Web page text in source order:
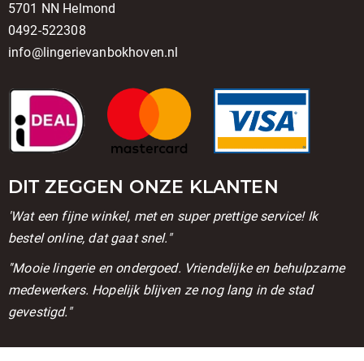
5701 NN Helmond
0492-522308
info@lingerievanbokhoven.nl
DIT ZEGGEN ONZE KLANTEN
'Wat een fijne winkel, met en super prettige service! Ik
bestel online, dat gaat snel."
''Mooie lingerie en ondergoed. Vriendelijke en behulpzame
medewerkers. Hopelijk blijven ze nog lang in de stad
gevestigd."